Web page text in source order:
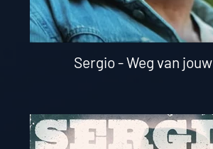
Sergio - Weg van jouw